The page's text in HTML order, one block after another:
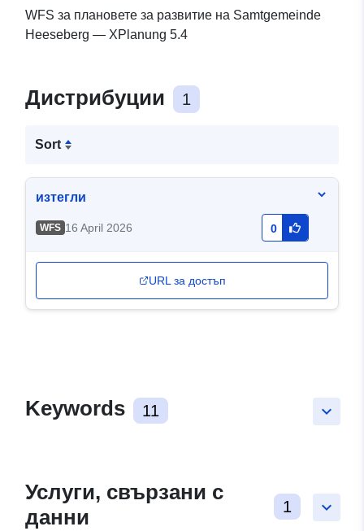
WFS за плановете за развитие на Samtgemeinde
Heeseberg — XPlanung 5.4
Дистрибуции 1
Sort
изтегли
WFS 16 April 2026 0
URL за достъп
keyboard_arrow_down
Keywords 11
keyboard_arrow_down
Услуги, свързани с
данни
1